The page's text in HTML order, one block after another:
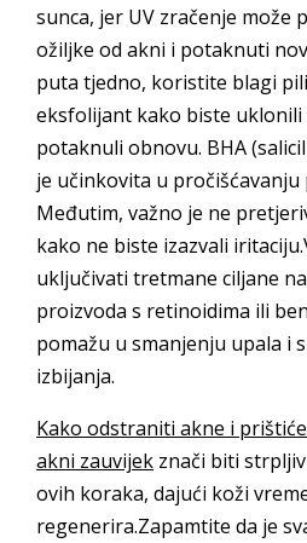
sunca, jer UV zračenje može
ožiljke od akni i potaknuti
puta tjedno, koristite blagi
eksfolijant kako biste uklonili
potaknuli obnovu. BHA
je učinkovita u
Međutim, važno je ne
kako ne biste izazvali
uključivati tretmane ciljane
proizvoda s retinoidima ili
pomažu u smanjenju upala i
izbijanja.
Kako odstraniti akne i
akni zauvijek znači biti
ovih koraka, dajući koži
regenerira.Zapamtite da je